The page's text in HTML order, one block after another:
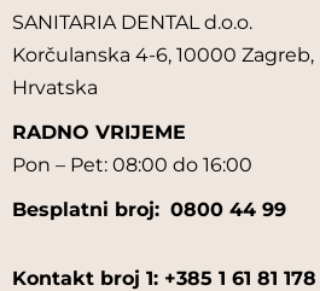
SANITARIA DENTAL d.o.o.
Korčulanska 4-6, 10000 Zagreb,
Hrvatska
RADNO VRIJEME
Pon – Pet: 08:00 do 16:00
Besplatni broj: 0800 44 99
Kontakt broj 1: +385 1 61 81 178